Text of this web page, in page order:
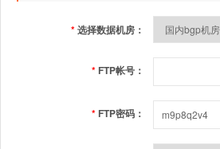
*选择数据机房：
* FTP帐号：
* FTP密码：